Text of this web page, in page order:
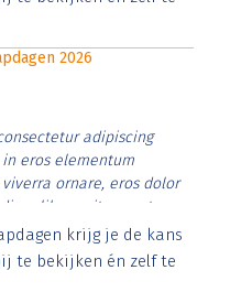
2026
adipiscing
eros elementum
ornare, eros dolor
libero vitae erat.
id rutrum lorem
tristique posuere.
krijg je de kans
te bekijken én zelf te